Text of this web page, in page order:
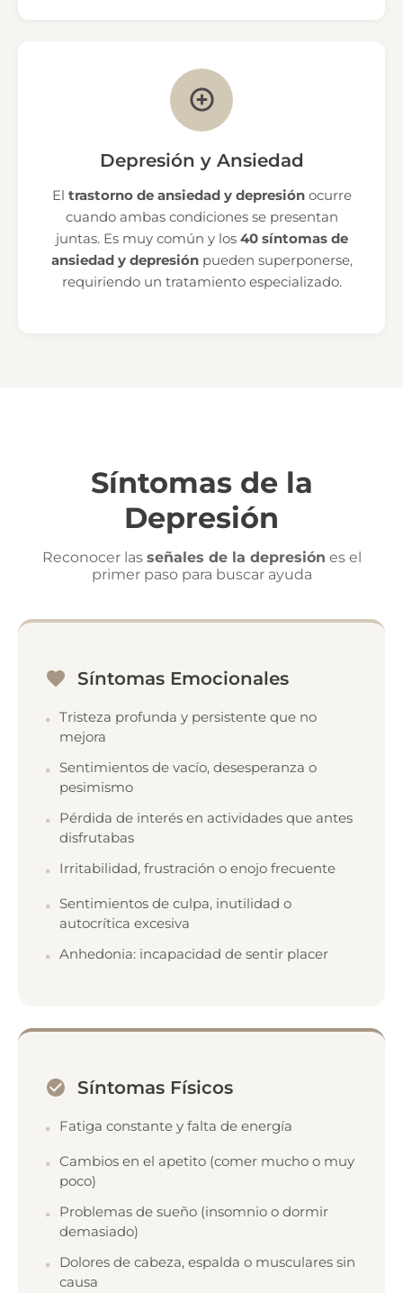
Depresión y Ansiedad
El trastorno de ansiedad y depresiónocurre
cuando ambas condiciones se presentan
juntas. Es muy común y los 40 síntomas de
ansiedad y depresiónpueden superponerse,
requiriendo un tratamiento especializado.
Síntomas de la
Depresión
Reconocer las señales de la depresión es el
primer paso para buscar ayuda
Síntomas Emocionales
Tristeza profunda y persistente que no
mejora
Sentimientos de vacío, desesperanza o
pesimismo
Pérdida de interés en actividades que antes
disfrutabas
Irritabilidad, frustración o enojo frecuente
Sentimientos de culpa, inutilidad o
autocrítica excesiva
Anhedonia: incapacidad de sentir placer
Síntomas Físicos
Fatiga constante y falta de energía
Cambios en el apetito (comer mucho o muy
poco)
Problemas de sueño (insomnio o dormir
demasiado)
Dolores de cabeza, espalda o musculares sin
causa